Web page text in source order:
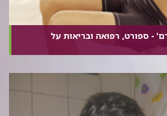
- ספורט, רפואה ובריאות על